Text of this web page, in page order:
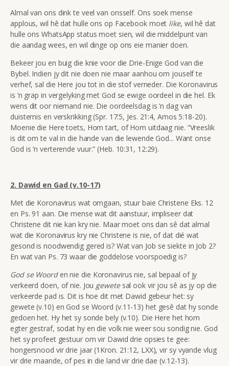
Almal van ons dink te veel van onsself. Ons soek mense
applous, wil hê dat hulle ons op Facebook moet like, wil hê dat
hulle ons WhatsApp status moet sien, wil die middelpunt van
die aandag wees, en wil dinge op ons eie manier doen.
Bekeer jou en buig die knie voor die Drie-Enige God van die
Bybel. Indien jy dit nie doen nie maar aanhou om jouself te
verhef, sal die Here jou tot in die stof verneder. Die Koronavirus
is ’n grap in vergelyking met God se ewige oordeel in die hel. Ek
wens dit oor niemand nie. Die oordeelsdag is ’n dag van
duisternis en verskrikking (Spr. 17:5, Jes. 21:4, Amos 5:18-20).
Moenie die Here toets, Hom tart, of Hom uitdaag nie. “Vreeslik
is dit om te val in die hande van die lewende God... Want onse
God is ’n verterende vuur.” (Heb. 10:31, 12:29).
2. Dawid en Gad (v.10-17)
Met die Koronavirus wat omgaan, stuur baie Christene Eks. 12
en Ps. 91 aan. Die mense wat dit aanstuur, impliseer dat
Christene dit nie kan kry nie. Maar moet ons dan sê dat almal
wat die Koronavirus kry nie Christene is nie, of dat dié wat
gesond is noodwendig gered is? Wat van Job se siekte in Job 2?
En wat van Ps. 73 waar die goddelose voorspoedig is?
God se Woord en nie die Koronavirus nie, sal bepaal of jy
verkeerd doen, of nie. Jou gewetesal ook vir jou sê as jy op die
verkeerde pad is. Dit is hoe dit met Dawid gebeur het: sy
gewete (v.10) en God se Woord (v.11-13) het gesê dat hy sonde
gedoen het. Hy het sy sonde bely (v.10). Die Here het hom
egter gestraf, sodat hy en die volk nie weer sou sondig nie. God
het sy profeet gestuur om vir Dawid drie opsies te gee:
hongersnood vir drie jaar (1Kron. 21:12, LXX),vir sy vyande vlug
vir drie maande, of pes in die land vir drie dae (v.12-13).